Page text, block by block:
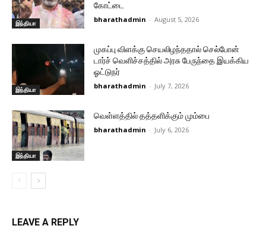
இந்தியா
கோட்டை
bharathadmin - August 5, 2026
இந்தியா
முகப்பு விளக்கு செயலிழந்ததால் செல்போன்
டார்ச் வெளிச்சத்தில் அரசு பேருந்தை இயக்கிய
ஓட்டுநர்
bharathadmin - July 7, 2026
இந்தியா
வெள்ளத்தில் தத்தளிக்கும் மும்பை
bharathadmin - July 6, 2026
LEAVE A REPLY